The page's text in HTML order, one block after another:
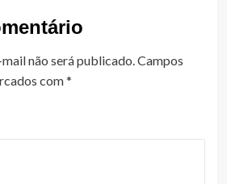
não será publicado.Campos
com*